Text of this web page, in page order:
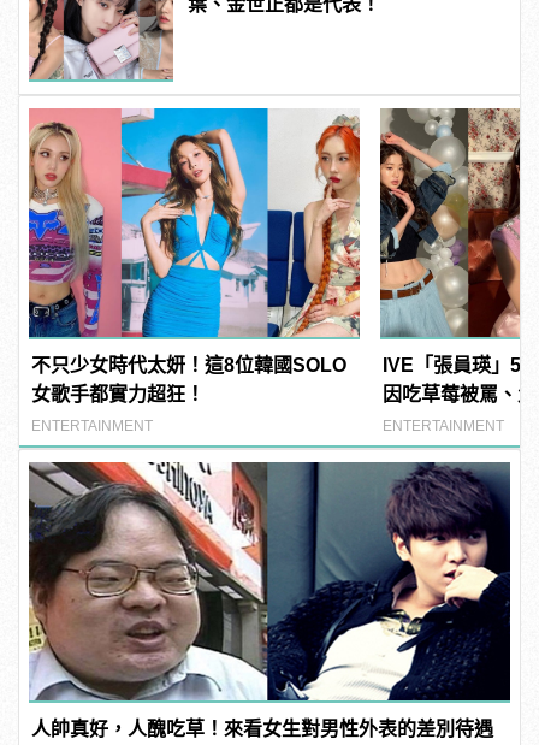
不只少女時代太妍！這8位韓國SOLO
女歌手都實力超狂！
ENTERTAINMENT
IVE「張員瑛」5
因吃草莓被罵、
ENTERTAINMENT
人帥真好，人醜吃草！來看女生對男性外表的差別待遇